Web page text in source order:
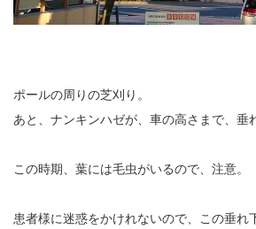
ポールの周りの芝刈り。
あと、ナンキンハゼが、車の高さまで、垂
この時期、葉には毛虫がいるので、注意。
患者様に迷惑をかけれないので、この垂れ